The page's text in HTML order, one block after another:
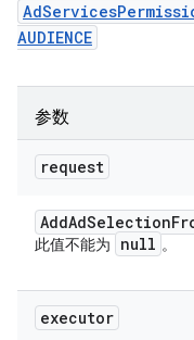
AUDIENCE
参数
request
AddAdSelection
此值不能为
null 。
executor